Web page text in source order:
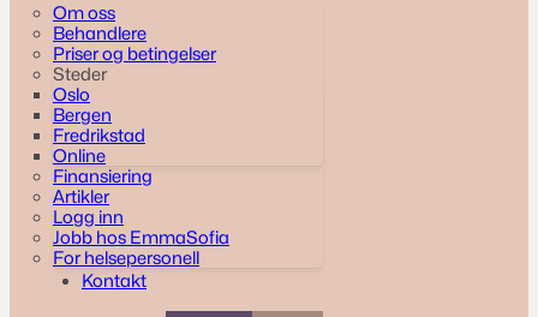
Om oss
Behandlere
Priser og betingelser
Steder
Oslo
Bergen
Fredrikstad
Online
Finansiering
Artikler
Logg inn
Jobb hos EmmaSofia
For helsepersonell
Kontakt